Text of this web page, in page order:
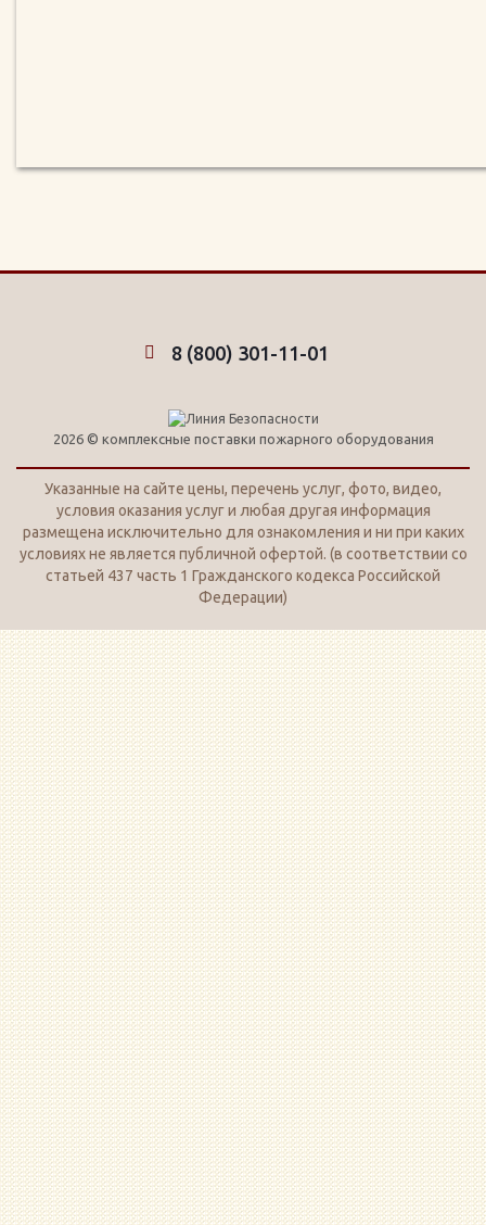
8 (800) 301-11-01
2026 © комплексные поставки пожарного оборудования
Указанные на сайте цены, перечень услуг, фото, видео,
условия оказания услуг и любая другая информация
размещена исключительно для ознакомления и ни при каких
условиях не является публичной офертой. (в соответствии со
статьей 437 часть 1 Гражданского кодекса Российской
Федерации)